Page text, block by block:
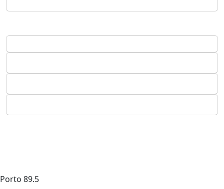
Porto 89.5